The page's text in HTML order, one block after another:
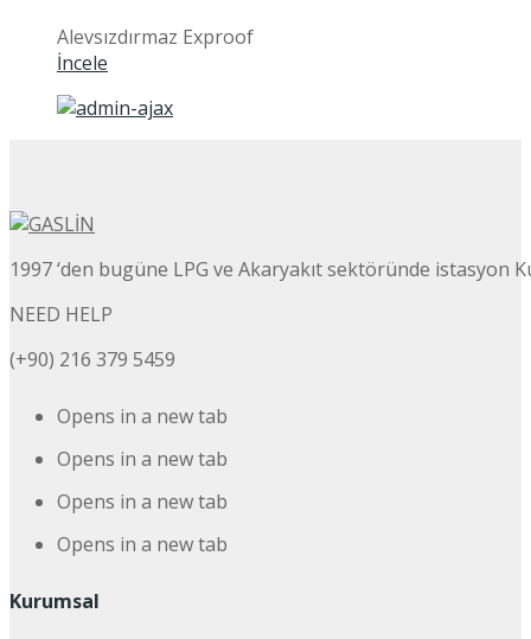
Alevsızdırmaz Exproof
İncele
1997 ‘den bugüne LPG ve Akaryakıt sektöründe istasyon
NEED HELP
(+90) 216 379 5459
Opens in a new tab
Opens in a new tab
Opens in a new tab
Opens in a new tab
Kurumsal